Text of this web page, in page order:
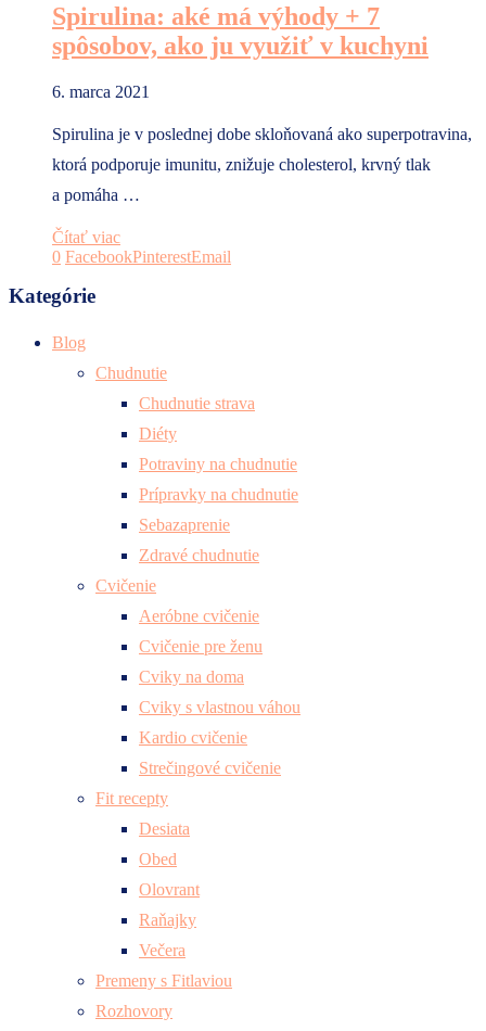
Spirulina: aké má výhody + 7
spôsobov, ako ju využiť v kuchyni
6. marca 2021
Spirulina je v poslednej dobe skloňovaná ako superpotravina,
ktorá podporuje imunitu, znižuje cholesterol, krvný tlak
a pomáha …
Čítať viac
0 FacebookPinterestEmail
Kategórie
Blog
Chudnutie
Chudnutie strava
Diéty
Potraviny na chudnutie
Prípravky na chudnutie
Sebazaprenie
Zdravé chudnutie
Cvičenie
Aeróbne cvičenie
Cvičenie pre ženu
Cviky na doma
Cviky s vlastnou váhou
Kardio cvičenie
Strečingové cvičenie
Fit recepty
Desiata
Obed
Olovrant
Raňajky
Večera
Premeny s Fitlaviou
Rozhovory